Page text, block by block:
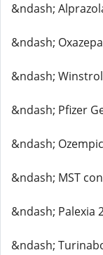
&ndash;
&ndash;
&ndash;
&ndash; Pfizer
&ndash;
&ndash; MST
&ndash; Palexia
&ndash;